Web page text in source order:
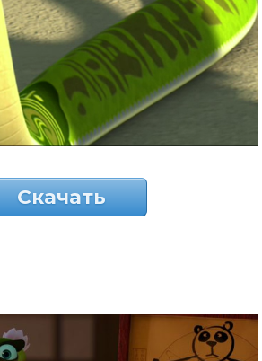
Скачать